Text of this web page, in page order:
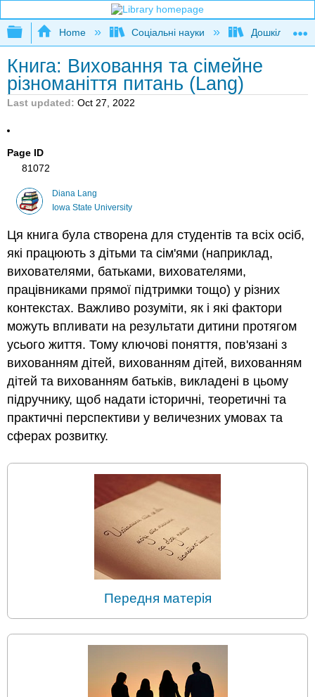
Expand/collapse global hierarchy
Home Соціальні науки Дошкільна
Книга: Виховання та сімейне
різноманіття питань (Lang)
Last updated Oct 27, 2022
Page ID
81072
Diana Lang
Iowa State University
Ця книга була створена для студентів та всіх осіб,
які працюють з дітьми та сім'ями (наприклад,
вихователями, батьками, вихователями,
працівниками прямої підтримки тощо) у різних
контекстах. Важливо розуміти, як і які фактори
можуть впливати на результати дитини протягом
усього життя. Тому ключові поняття, пов'язані з
вихованням дітей, вихованням дітей, вихованням
дітей та вихованням батьків, викладені в цьому
підручнику, щоб надати історичні, теоретичні та
практичні перспективи у величезних умовах та
сферах розвитку.
Передня матерія